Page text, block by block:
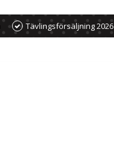
Tävlingsförsäljning 2026